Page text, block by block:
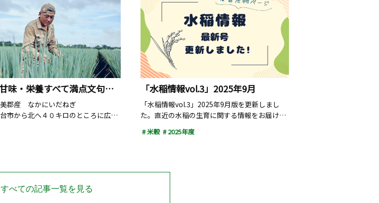
すべての記事一覧を見る